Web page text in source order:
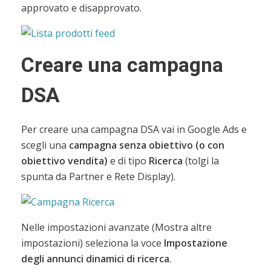
approvato e disapprovato.
Creare una campagna
DSA
Per creare una campagna DSA vai in Google Ads e
scegli una campagna senza obiettivo (o con
obiettivo vendita) e di tipo Ricerca (tolgi la
spunta da Partner e Rete Display).
Nelle impostazioni avanzate (Mostra altre
impostazioni) seleziona la voce Impostazione
degli annunci dinamici di ricerca.